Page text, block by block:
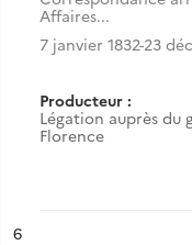
Affaires...
7 janvier 1832-23
Producteur :
Légation auprès du
Florence
n°
6